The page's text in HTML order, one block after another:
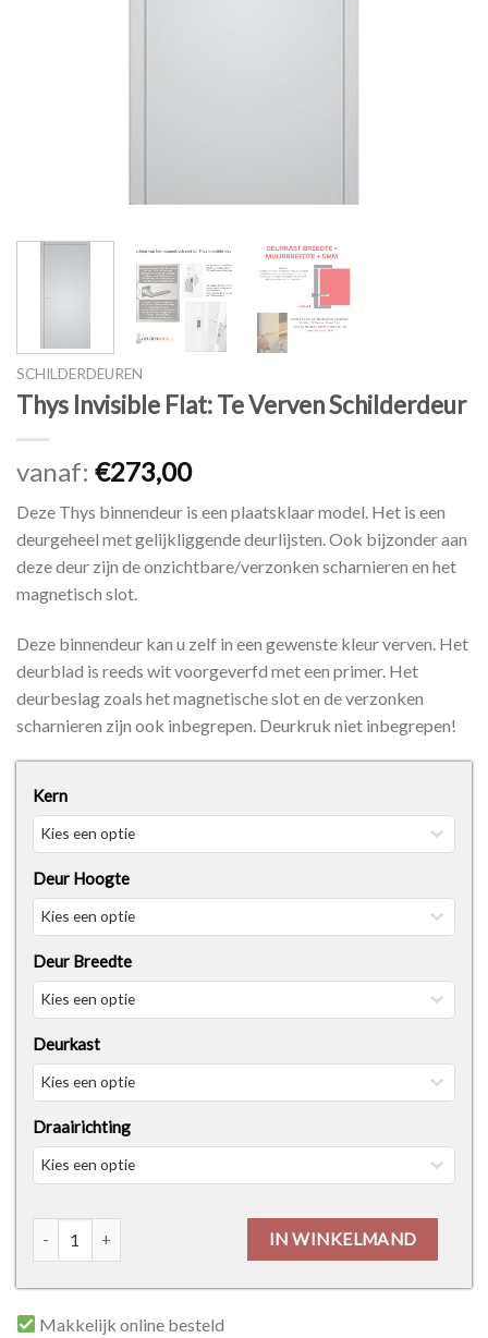
SCHILDERDEUREN
Thys Invisible Flat: Te Verven Schilderdeur
vanaf: €273,00
Deze Thys binnendeur is een plaatsklaar model. Het is een
deurgeheel met gelijkliggende deurlijsten. Ook bijzonder aan
deze deur zijn de onzichtbare/verzonken scharnieren en het
magnetisch slot.
Deze binnendeur kan u zelf in een gewenste kleur verven. Het
deurblad is reeds wit voorgeverfd met een primer. Het
deurbeslag zoals het magnetische slot en de verzonken
scharnieren zijn ook inbegrepen. Deurkruk niet inbegrepen!
Kern
Deur Hoogte
Deur Breedte
Deurkast
Draairichting
IN WINKELMAND
Thys Invisible Flat: Te Verven Schilderdeur aantal
Makkelijk online besteld